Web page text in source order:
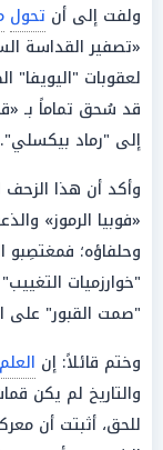
ولفت إلى أن تحول
«تصفير القداسة
لعقوبات "اليويفا"
قد سُحق تماماً بـ
إلى "رماد بيكسلي".
وأكد أن هذا الزحف
«فوبيا الرموز»
وحلفاؤه؛ فمغتصِبو
"خوارزميات
"صمت القبور" على
وختم قائلاً: إن العلم
والتاريخ لم يكن
للحق، أثبتت أن